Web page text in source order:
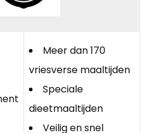
Meer dan 170
vriesverse maaltijden
Speciale
dieetmaaltijden
Veilig en snel